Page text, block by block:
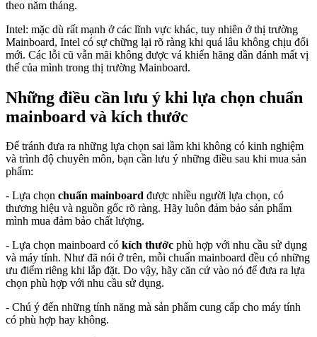
theo năm tháng.
Intel: mặc dù rất mạnh ở các lĩnh vực khác, tuy nhiên ở thị trường
Mainboard, Intel có sự chững lại rõ ràng khi quá lâu không chịu đổi
mới. Các lỗi cũ vẫn mãi không được vá khiến hãng dần đánh mất vị
thế của mình trong thị trường Mainboard.
Những điều cần lưu ý khi lựa chọn chuẩn
mainboard và kích thước
Để tránh đưa ra những lựa chọn sai lầm khi không có kinh nghiệm
và trình độ chuyên môn, bạn cần lưu ý những điều sau khi mua sản
phẩm:
- Lựa chọn chuẩn mainboard được nhiều người lựa chọn, có
thương hiệu và nguồn gốc rõ ràng. Hãy luôn đảm bảo sản phẩm
mình mua đảm bảo chất lượng.
- Lựa chọn mainboard có kích thước phù hợp với nhu cầu sử dụng
và máy tính. Như đã nói ở trên, mỗi chuẩn mainboard đều có những
ưu điểm riêng khi lắp đặt. Do vậy, hãy căn cứ vào nó để đưa ra lựa
chọn phù hợp với nhu cầu sử dụng.
- Chú ý đến những tính năng mà sản phẩm cung cấp cho máy tính
có phù hợp hay không.